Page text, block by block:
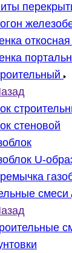
стеновой
U-
смеси